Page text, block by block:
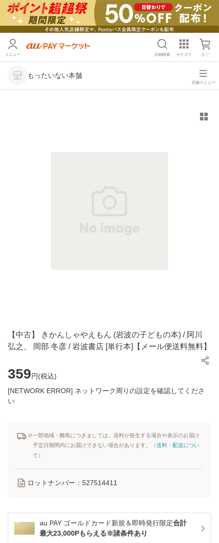
メニュー 詳細検索 カテゴリ かご
もったいない本舗
店舗メニュー
【中古】 きかんしゃやえもん (岩波の子どもの本) / 阿川
弘之、 岡部 冬彦 / 岩波書店 [単行本]【メール便送料無料】
359円(税込)
[NETWORK ERROR] ネットワーク周りの設定を確認してくださ
い
※一部地域・離島につきましては、送料が発生する場合や表示のお届け
予定日期間内にお届けできない場合があります。（送料・配送につい
て ）
ロットナンバー： 527514411
au PAY ゴールドカード新規＆即時発行限定合計
最大23,000Pもらえる※諸条件あり